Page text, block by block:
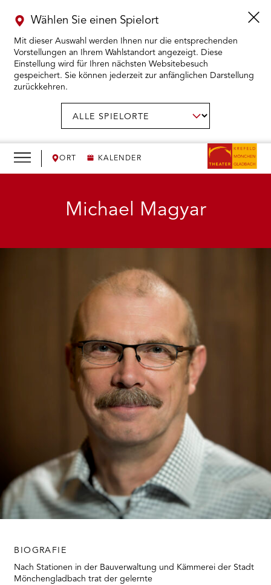
ORT KALENDER
Wählen Sie einen Spielort
Mit dieser Auswahl werden Ihnen nur die entsprechenden
Vorstellungen an Ihrem Wahlstandort angezeigt. Diese
Einstellung wird für Ihren nächsten Websitebesuch
gespeichert. Sie können jederzeit zur anfänglichen Darstellung
zurückkehren.
KARTENKAUF ÖFFNEN
WIR ÖFFNEN
THEATERPÄDAGOGIK ÖFFNEN
Michael Magyar
BIOGRAFIE
Nach Stationen in der Bauverwaltung und Kämmerei der Stadt
Mönchengladbach trat der gelernte